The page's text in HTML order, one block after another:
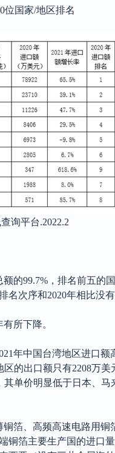
位国家/地区排名
询平台.2022.2
额的99.7%，排名前五的
次序和2020年相比没有
有所下降。
年中国台湾地区进口额
的出口额只有2208万美
单价明显低于日本、马
箔、高频高速电路用铜
铜箔主要生产国的进口